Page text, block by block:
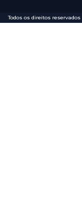
Todos os direitos